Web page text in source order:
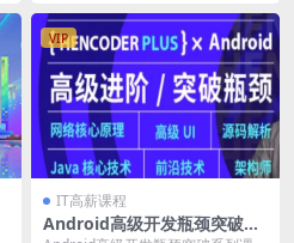
VIP
IT高薪课程
Android高级开发瓶颈突破系